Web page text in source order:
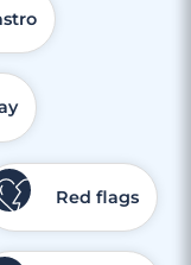
Red flags